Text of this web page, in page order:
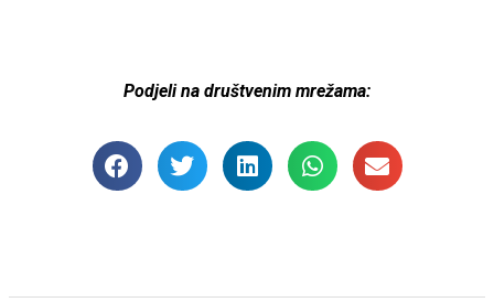
Podjeli na društvenim mrežama: